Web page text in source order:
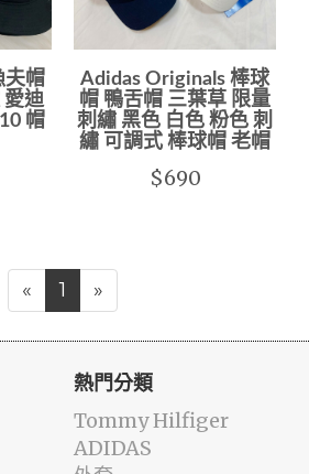
夫帽
愛迪
帽
Adidas Originals 棒球
帽 鴨舌帽 三葉草 限量
刺繡 黑色 白色 粉色 刺
繡 可調式 棒球帽 老帽
$690
« 1 »
熱門分類
Tommy Hilfiger
ADIDAS